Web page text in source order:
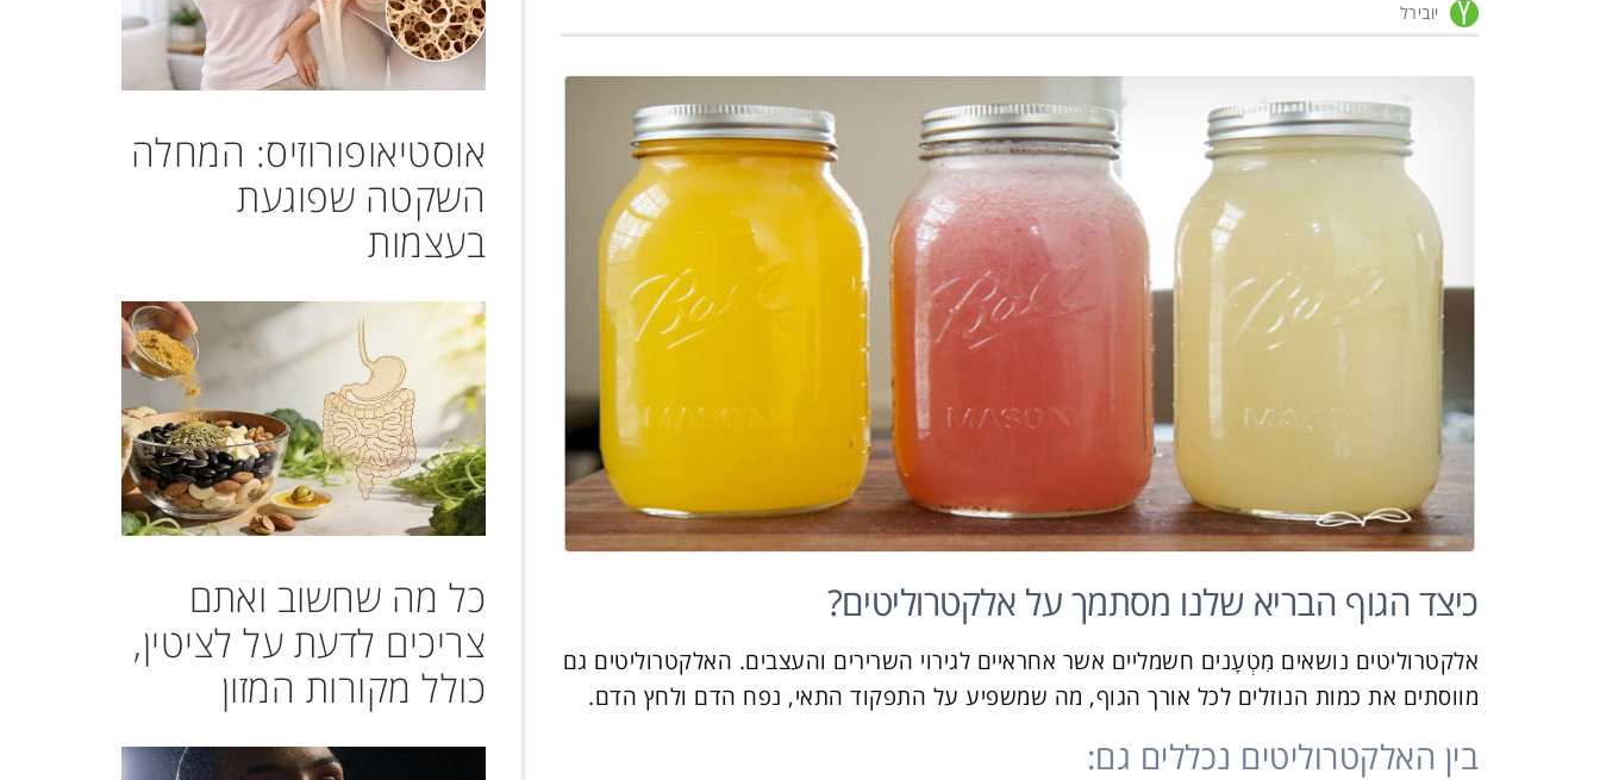
יובירל
כיצד הגוף הבריא שלנו מסתמך על אלקטרוליטים?
אלקטרוליטים נושאים מִטְעָנים חשמליים אשר אחראיים לגירוי השרירים והעצבים. האלקטרוליטים גם
מווסתים את כמות הנוזלים לכל אורך הגוף, מה שמשפיע על התפקוד התאי, נפח הדם ולחץ הדם.
בין האלקטרוליטים נכללים גם:
אוסטיאופורוזיס: המחלה
השקטה שפוגעת
בעצמות
כל מה שחשוב ואתם
צריכים לדעת על לציטין,
כולל מקורות המזון